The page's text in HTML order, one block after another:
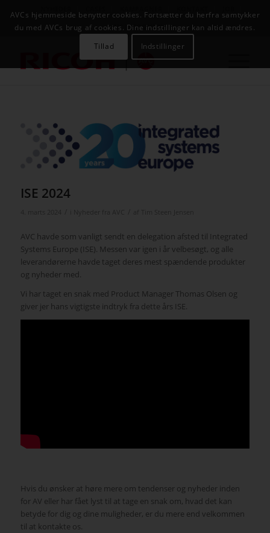
AVC INFOSYSTEM
ISE 2024
AVC havde som vanligt sendt en delegation afsted til Integrated
Systems Europe (ISE). Messen var igen i år velbesøgt, og alle
leverandørerne havde taget deres mest spændende produkter
og nyheder med.
Vi har taget en snak med Product Manager Thomas Olsen og
giver jer hans vigtigste indtryk fra dette års ISE.
Hvis du ønsker at høre mere om tendenser og nyheder inden
for AV eller har fået lyst til at tage en snak om, hvad det kan
betyde for dig og dine muligheder, er du mere end velkommen
til at kontakte os.
AVCs hjemmeside benytter cookies. Fortsætter du herfra samtykker
du med AVCs brug af cookies. Dine indstillinger kan altid ændres.
Tillad
Indstillinger